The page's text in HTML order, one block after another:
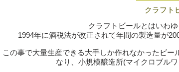
クラフト
クラフトビールとはいわ
1994年に酒税法が改正されて年間の製造量が
この事で大量生産できる大手しか作れなかったビ
なり、小規模醸造所(マイクロブル